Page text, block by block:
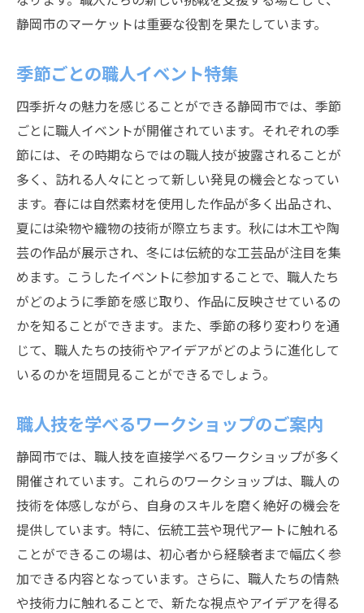
静岡市のマーケットは重要な役割を果たしています。
季節ごとの職人イベント特集
四季折々の魅力を感じることができる静岡市では、季節
ごとに職人イベントが開催されています。それぞれの季
節には、その時期ならではの職人技が披露されることが
多く、訪れる人々にとって新しい発見の機会となってい
ます。春には自然素材を使用した作品が多く出品され、
夏には染物や織物の技術が際立ちます。秋には木工や陶
芸の作品が展示され、冬には伝統的な工芸品が注目を集
めます。こうしたイベントに参加することで、職人たち
がどのように季節を感じ取り、作品に反映させているの
かを知ることができます。また、季節の移り変わりを通
じて、職人たちの技術やアイデアがどのように進化して
いるのかを垣間見ることができるでしょう。
職人技を学べるワークショップのご案内
静岡市では、職人技を直接学べるワークショップが多く
開催されています。これらのワークショップは、職人の
技術を体感しながら、自身のスキルを磨く絶好の機会を
提供しています。特に、伝統工芸や現代アートに触れる
ことができるこの場は、初心者から経験者まで幅広く参
加できる内容となっています。さらに、職人たちの情熱
や技術力に触れることで、新たな視点やアイデアを得る